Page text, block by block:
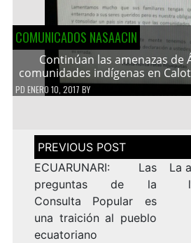
COMUNICADOS NASAACIN
Continúan las amenazas de
comunidades indígenas en
PD ENERO 10, 2017 BY
Navegación
de
entradas
ECUARUNARI: Las
preguntas de la
Consulta Popular es
una traición al pueblo
ecuatoriano
La